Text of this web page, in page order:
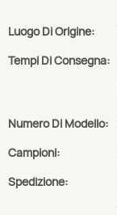
Luogo Di Origine:
Tempi Di Consegna:
Numero Di Modello:
Campioni:
Spedizione: